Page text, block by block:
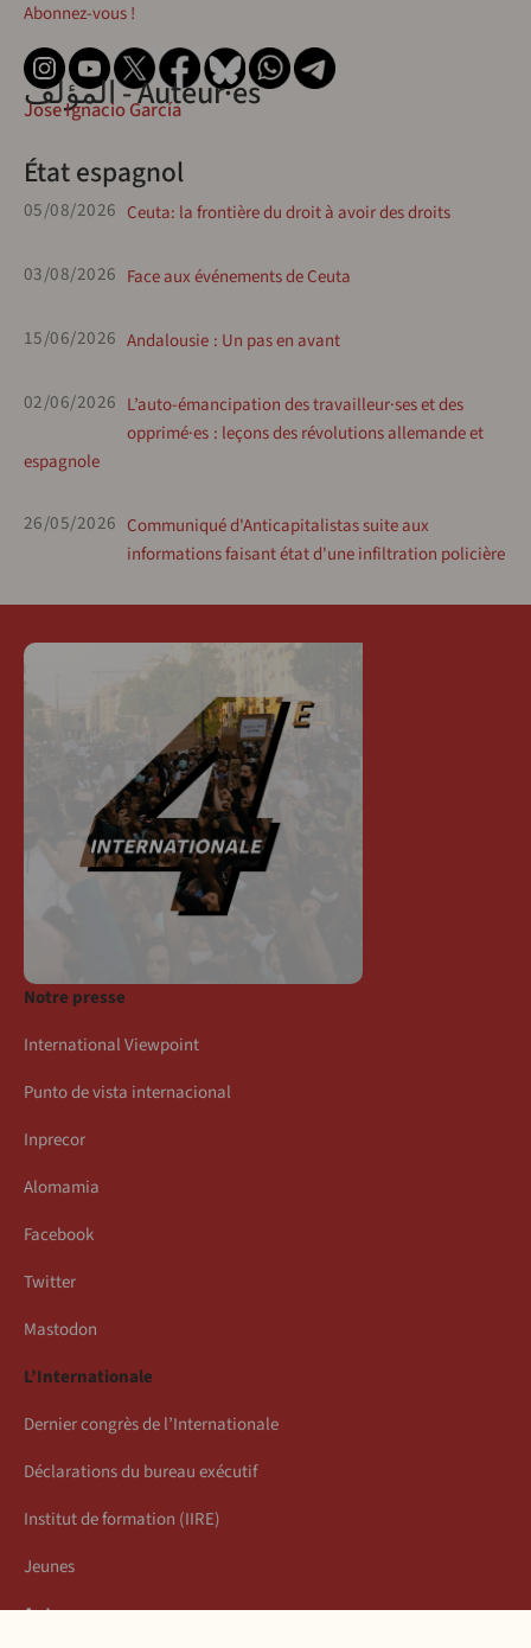
Abonnez-vous !
المؤلف - Auteur·esJose Ignacio García
État espagnol
05/08/2026 Ceuta: la frontière du droit à avoir des droits
03/08/2026 Face aux événements de Ceuta
15/06/2026 Andalousie : Un pas en avant
02/06/2026 L’auto-émancipation des travailleur·ses et des
opprimé·es : leçons des révolutions allemande et
espagnole
26/05/2026 Communiqué d'Anticapitalistas suite aux
informations faisant état d'une infiltration policière
Notre presse
International Viewpoint
Punto de vista internacional
Inprecor
Alomamia
Facebook
Twitter
Mastodon
L’Internationale
Dernier congrès de l’Internationale
Déclarations du bureau exécutif
Institut de formation (IIRE)
Jeunes
Auteurs